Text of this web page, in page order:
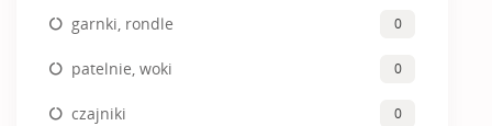
garnki, rondle 0
patelnie, woki 0
czajniki 0